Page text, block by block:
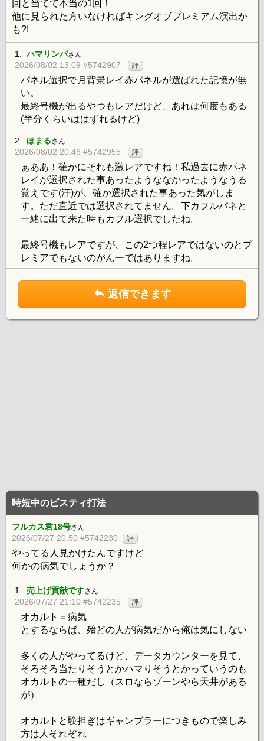
回と当てて本当の1回！
他に見られた方いなければキングオブプレミアム演出か
も?!
1.ハマリンパさん
2026/08/02 13:09 #5742907 評
パネル選択で月背景レイ赤パネルが選ばれた記憶が無
い。
最終号機が出るやつもレアだけど、あれは何度もある
(半分くらいははずれるけど)
2. ほまるさん
2026/08/02 20:46 #5742955 評
ぁああ！確かにそれも激レアですね！私過去に赤パネ
レイが選択された事あったようななかったようなうる
覚えです(汗)が、確か選択された事あった気がしま
す。ただ直近では選択されてません。下カヲルパネと
一緒に出て来た時もカヲル選択でしたね。
最終号機もレアですが、この2つ程レアではないのとプ
レミアでもないのがんーではありますね。
返信できます
時短中のビスティ打法
フルカス君18号さん
2026/07/27 20:50 #5742230 評
やってる人見かけたんですけど
何かの病気でしょうか？
1. 売上げ貢献ですさん
2026/07/27 21:10 #5742235 評
オカルト＝病気
とするならば、殆どの人が病気だから俺は気にしない
多くの人がやってるけど、データカウンターを見て、
そろそろ当たりそうとかハマりそうとかっていうのも
オカルトの一種だし（スロならゾーンやら天井がある
が）
オカルトと験担ぎはギャンブラーにつきもので楽しみ
方は人それぞれ